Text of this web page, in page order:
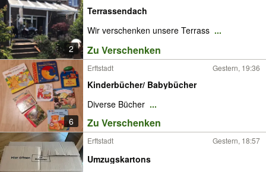
2
Terrassendach
Wir verschenken unsere Terrass ...
Zu Verschenken
6
Erftstadt Gestern, 19:36
Kinderbücher/ Babybücher
Diverse Bücher ...
Zu Verschenken
Erftstadt Gestern, 18:57
Umzugskartons